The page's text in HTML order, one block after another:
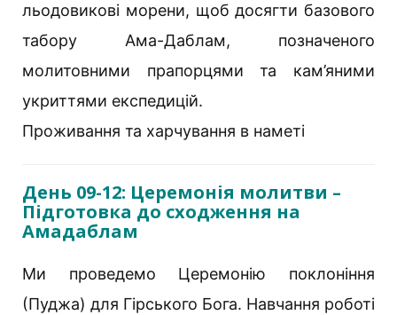
льодовикові морени, щоб досягти базового
табору Ама-Даблам, позначеного
молитовними прапорцями та кам’яними
укриттями експедицій.
Проживання та харчування в наметі
День 09-12: Церемонія молитви –
Підготовка до сходження на
Амадаблам
Ми проведемо Церемонію поклоніння
(Пуджа) для Гірського Бога. Навчання роботі